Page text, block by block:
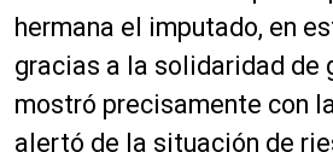
hermana el imputado, en
gracias a la solidaridad de
mostró precisamente con
alertó de la situación de